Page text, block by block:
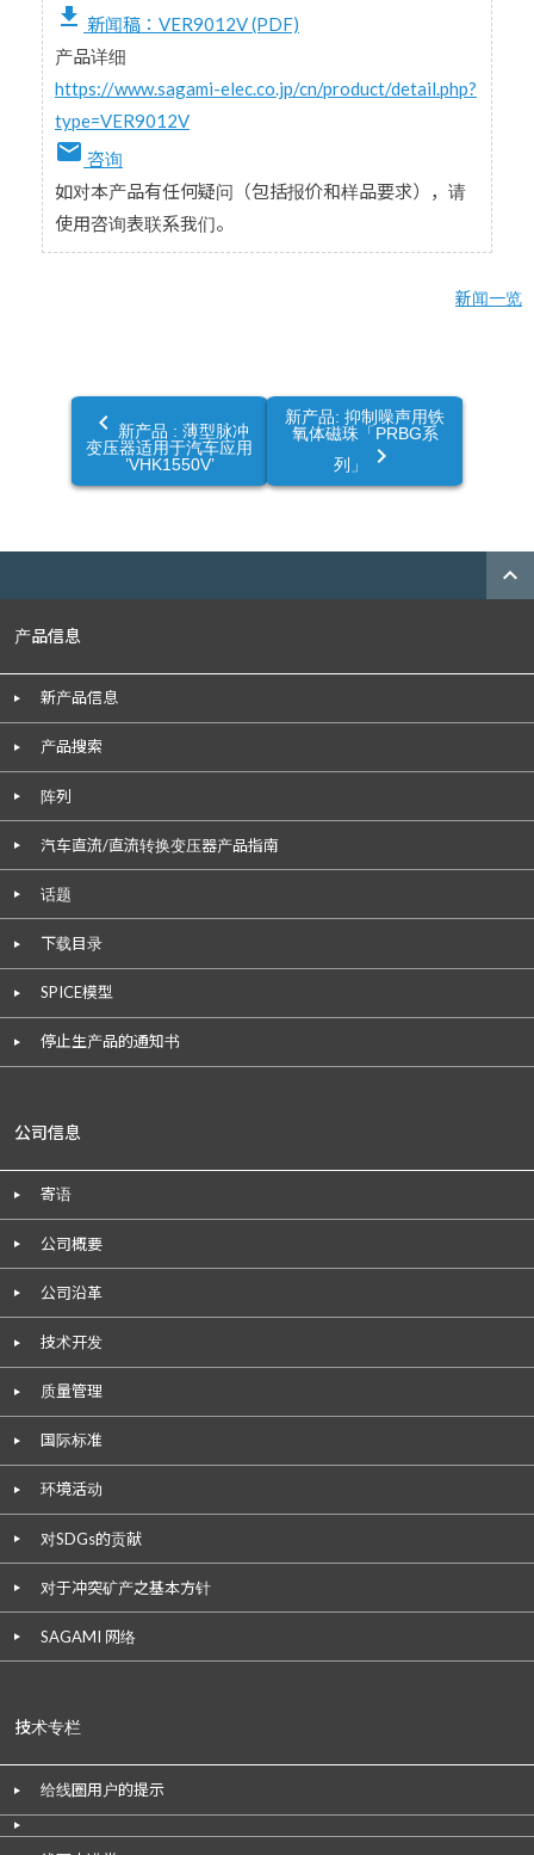
file_download 新闻稿：VER9012V (PDF)
产品详细
https://www.sagami-elec.co.jp/cn/product/detail.php?
type=VER9012V
email 咨询
如对本产品有任何疑问（包括报价和样品要求），请
使用咨询表联系我们。
新闻一览
navigate_before 新产品 : 薄型脉冲
变压器适用于汽车应用
’VHK1550V’
新产品: 抑制噪声用铁
氧体磁珠「PRBG系
列」
navigate_next
expand_less
产品信息
新产品信息
产品搜索
阵列
汽车直流/直流转换变压器产品指南
话题
下载目录
SPICE模型
停止生产品的通知书
公司信息
寄语
公司概要
公司沿革
技术开发
质量管理
国际标准
环境活动
对SDGs的贡献
对于冲突矿产之基本方针
SAGAMI 网络
技术专栏
给线圈用户的提示